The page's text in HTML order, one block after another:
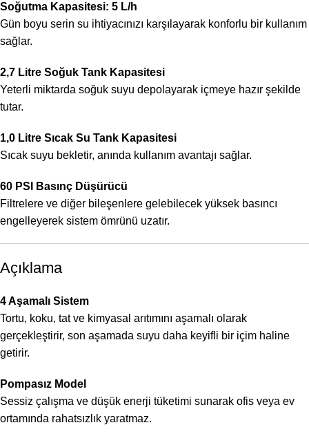
Soğutma Kapasitesi: 5 L/h
Gün boyu serin su ihtiyacınızı karşılayarak konforlu bir kullanım
sağlar.
2,7 Litre Soğuk Tank Kapasitesi
Yeterli miktarda soğuk suyu depolayarak içmeye hazır şekilde
tutar.
1,0 Litre Sıcak Su Tank Kapasitesi
Sıcak suyu bekletir, anında kullanım avantajı sağlar.
60 PSI Basınç Düşürücü
Filtrelere ve diğer bileşenlere gelebilecek yüksek basıncı
engelleyerek sistem ömrünü uzatır.
Açıklama
4 Aşamalı Sistem
Tortu, koku, tat ve kimyasal arıtımını aşamalı olarak
gerçekleştirir, son aşamada suyu daha keyifli bir içim haline
getirir.
Pompasız Model
Sessiz çalışma ve düşük enerji tüketimi sunarak ofis veya ev
ortamında rahatsızlık yaratmaz.